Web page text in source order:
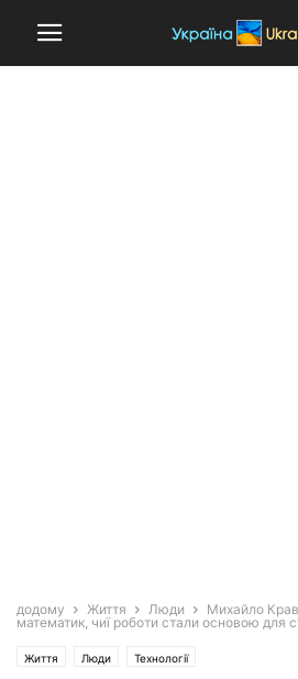
додому Життя Люди
Михайло
математик, чиї роботи стали основою для
Життя Люди Технології